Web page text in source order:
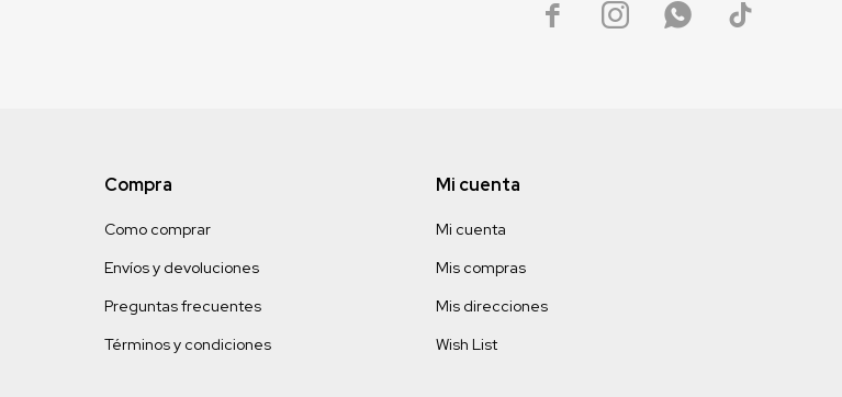
   
Compra
Como comprar
Envíos y devoluciones
Preguntas frecuentes
Términos y condiciones
Mi cuenta
Mi cuenta
Mis compras
Mis direcciones
Wish List